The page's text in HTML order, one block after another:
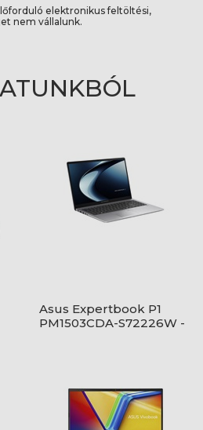
elektronikus feltöltési,
nem vállalunk.
Asus Expertbook P1
PM1503CDA-S72226W -